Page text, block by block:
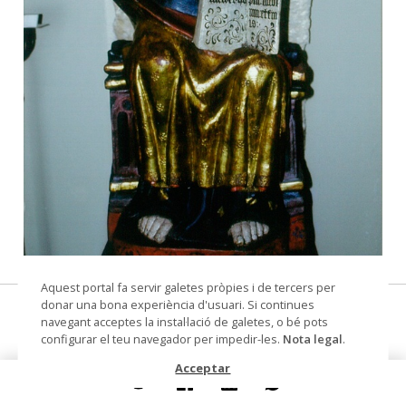
© Arxiu Fotogràfic del Consorci del Patrimoni de
Sitges
"Crist en majestat"
escultura
Aquest portal fa servir galetes pròpies i de tercers per
donar una bona experiència d'usuari. Si continues
navegant acceptes la instal·lació de galetes, o bé pots
configurar el teu navegador per impedir-les. Nota legal.
Acceptar